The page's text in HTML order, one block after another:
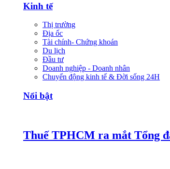
Kinh tế
Thị trường
Địa ốc
Tài chính- Chứng khoán
Du lịch
Đầu tư
Doanh nghiệp - Doanh nhân
Chuyển động kinh tế & Đời sống 24H
Nổi bật
Thuế TPHCM ra mắt Tổng